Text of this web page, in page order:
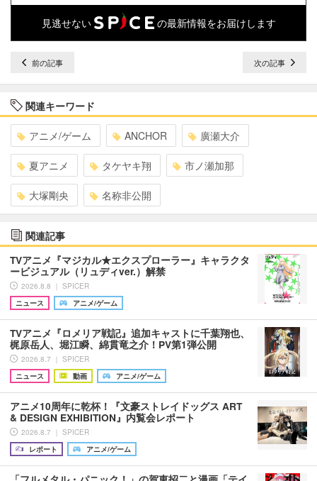
見逃せない の最新情報をお届けします
前の記事 次の記事
関連キーワード
アニメ/ゲーム ANCHOR 廣瀬大介
夏アニメ タケヤキ翔 市ノ瀬加那
大塚剛央 名称非公開
関連記事
TVアニメ『マジカル★エクスプローラー』キャラクタ
ービジュアル（リュディver.）解禁
2026.8.8 ｜ SPICER
ニュース
アニメ/ゲーム
TVアニメ『ロメリア戦記』追加キャストに千葉翔也、
梶原岳人、堀江瞬、綿貫竜之介！PV第1弾公開
2026.8.7 ｜ SPICER
ニュース
動画 アニメ/ゲーム
アニメ10周年に乾杯！『文豪ストレイドッグス ART
& DESIGN EXHIBITION』内覧会レポート
2026.8.7 ｜ SPICER
レポート
アニメ/ゲーム